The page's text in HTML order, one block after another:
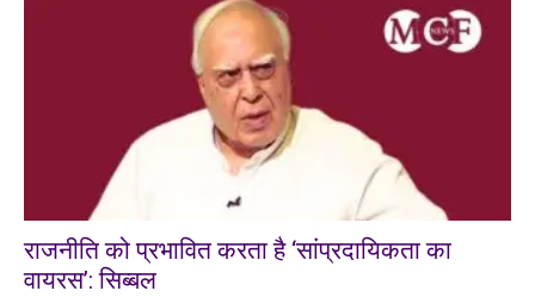
राजनीति को प्रभावित करता है ‘सांप्रदायिकता का
वायरस’: सिब्बल